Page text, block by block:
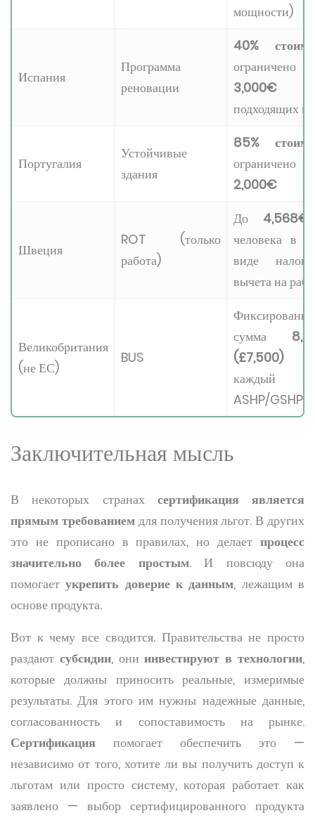
мощности)
Испания
Программа
реновации
40%
ограничено
3,000€
подходящих
Португалия
Устойчивые
здания
85%
ограничено
2,000€
Швеция
ROT (только
работа)
До 4,568€
человека в
виде
вычета на
Великобритания
(не ЕС)
BUS
сумма
(£7,500)
каждый
ASHP/GSHP
Заключительная мысль
В некоторых странах сертификация является
прямым требованиемдля получения льгот. В других
это не прописано в правилах, но делает процесс
значительно более простым. И повсюду она
помогаетукрепить доверие к данным, лежащим в
основе продукта.
Вот к чему все сводится. Правительства не просто
раздают субсидии, ониинвестируют в технологии,
которые должны приносить реальные, измеримые
результаты. Для этого им нужны надежные данные,
согласованность и сопоставимость на рынке.
Сертификация помогает обеспечить это —
независимо от того, хотите ли вы получить доступ к
льготам или просто систему, которая работает как
заявлено — выбор сертифицированного продукта